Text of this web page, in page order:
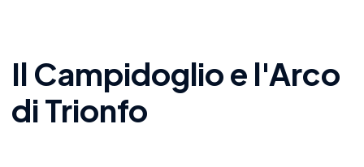
Il Campidoglio e l'Arco
di Trionfo